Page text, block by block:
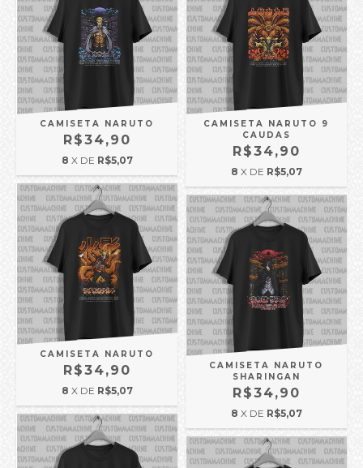
CAMISETA NARUTO
R$34,90
8 X DE R$5,07
CAMISETA NARUTO 9
CAUDAS
R$34,90
8 X DE R$5,07
CAMISETA NARUTO
R$34,90
8 X DE R$5,07
CAMISETA NARUTO
SHARINGAN
R$34,90
8 X DE R$5,07